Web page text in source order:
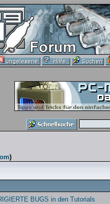
)
BUGS in den Tutorials